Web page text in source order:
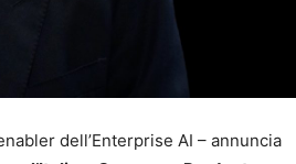
dell’Enterprise AI – annuncia